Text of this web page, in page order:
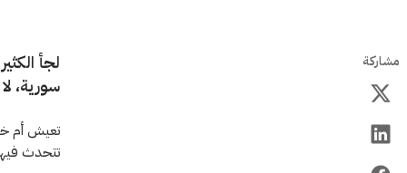
مشاركة
لجأ
سورية،
تتحدث